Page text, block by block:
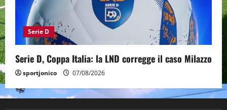
Serie D
Serie D, Coppa Italia: la LND corregge il caso Milazzo
sportjonico 07/08/2026